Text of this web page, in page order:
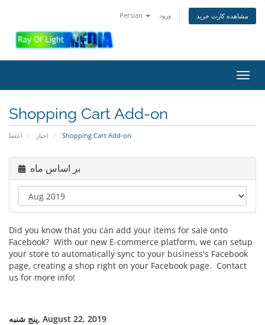
Persian ورود مشاهده کارت خرید
تغییر
Shopping Cart Add-on
اعضا اخبار Shopping Cart Add-on
بر اساس ماه
Did you know that you can add your items for sale onto
Facebook? With our new E-commerce platform, we can setup
your store to automatically sync to your business's Facebook
page, creating a shop right on your Facebook page. Contact
us for more info!
پنج شنبه, August 22, 2019